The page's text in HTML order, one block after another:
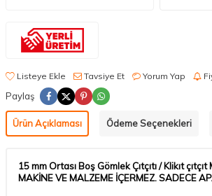
Listeye Ekle Tavsiye Et Yorum Yap
Paylaş
Ürün Açıklaması Ödeme Seçenekleri
15 mm Ortası Boş Gömlek Çıtçıtı / Klikıt çıtçıt
MAKİNE VE MALZEME İÇERMEZ. SADECE